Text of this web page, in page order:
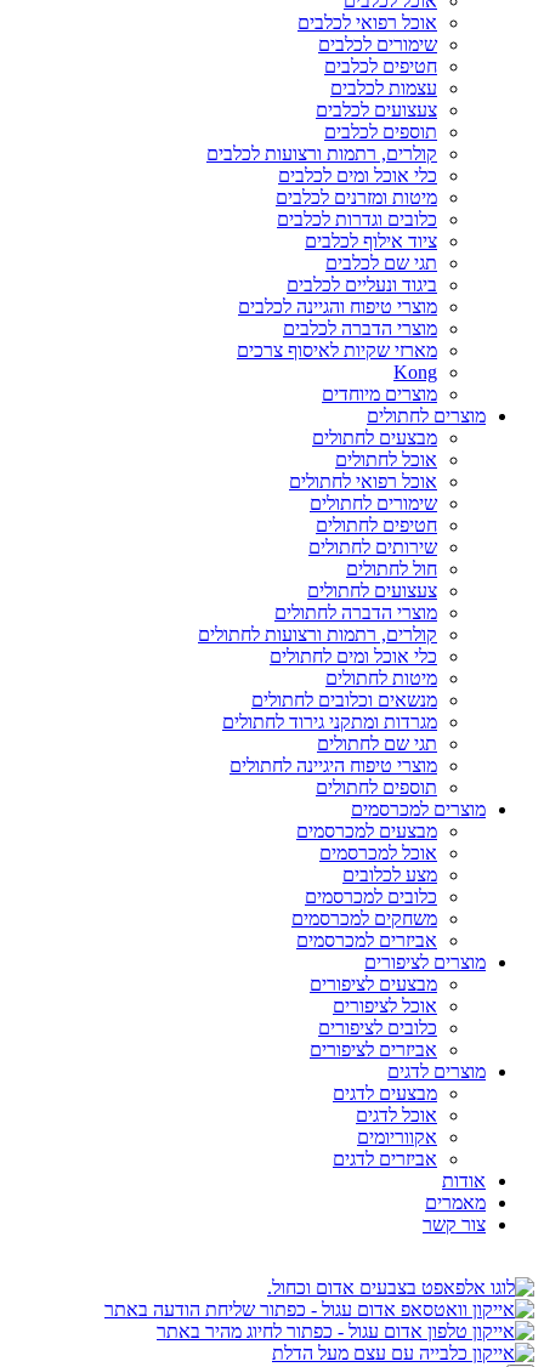
אוכל רפואי לכלבים
שימורים לכלבים
חטיפים לכלבים
עצמות לכלבים
צעצועים לכלבים
תוספים לכלבים
קולרים, רתמות ורצועות לכלבים
כלי אוכל ומים לכלבים
מיטות ומזרנים לכלבים
כלובים וגדרות לכלבים
ציוד אילוף לכלבים
תגי שם לכלבים
ביגוד ונעליים לכלבים
מוצרי טיפוח והגיינה לכלבים
מוצרי הדברה לכלבים
מארזי שקיות לאיסוף צרכים
Kong
מוצרים מיוחדים
מוצרים לחתולים
מבצעים לחתולים
אוכל לחתולים
אוכל רפואי לחתולים
שימורים לחתולים
חטיפים לחתולים
שירותים לחתולים
חול לחתולים
צעצועים לחתולים
מוצרי הדברה לחתולים
קולרים, רתמות ורצועות לחתולים
כלי אוכל ומים לחתולים
מיטות לחתולים
מנשאים וכלובים לחתולים
מגרדות ומתקני גירוד לחתולים
תגי שם לחתולים
מוצרי טיפוח היגיינה לחתולים
תוספים לחתולים
מוצרים למכרסמים
מבצעים למכרסמים
אוכל למכרסמים
מצע לכלובים
כלובים למכרסמים
משחקים למכרסמים
אביזרים למכרסמים
מוצרים לציפורים
מבצעים לציפורים
אוכל לציפורים
כלובים לציפורים
אביזרים לציפורים
מוצרים לדגים
מבצעים לדגים
אוכל לדגים
אקווריומים
אביזרים לדגים
אודות
מאמרים
צור קשר